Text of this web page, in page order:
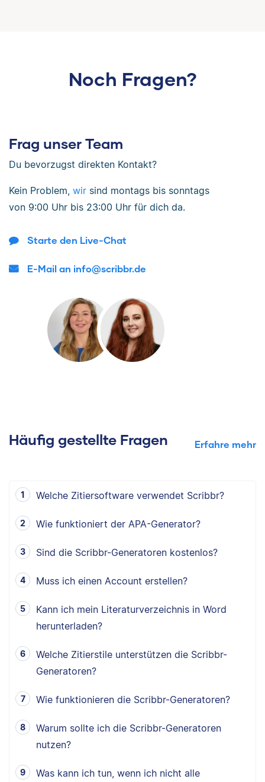
Noch Fragen?
Frag unser Team
Du bevorzugst direkten Kontakt?
Kein Problem, wir sind montags bis sonntags
von 9:00 Uhr bis 23:00 Uhr für dich da.
Starte den Live-Chat
E-Mail an info@scribbr.de
Häufig gestellte Fragen Erfahre mehr
Welche Zitiersoftware verwendet Scribbr?
Wie funktioniert der APA-Generator?
Sind die Scribbr-Generatoren kostenlos?
Muss ich einen Account erstellen?
Kann ich mein Literaturverzeichnis in Word
herunterladen?
Welche Zitierstile unterstützen die Scribbr-
Generatoren?
Wie funktionieren die Scribbr-Generatoren?
Warum sollte ich die Scribbr-Generatoren
nutzen?
Was kann ich tun, wenn ich nicht alle